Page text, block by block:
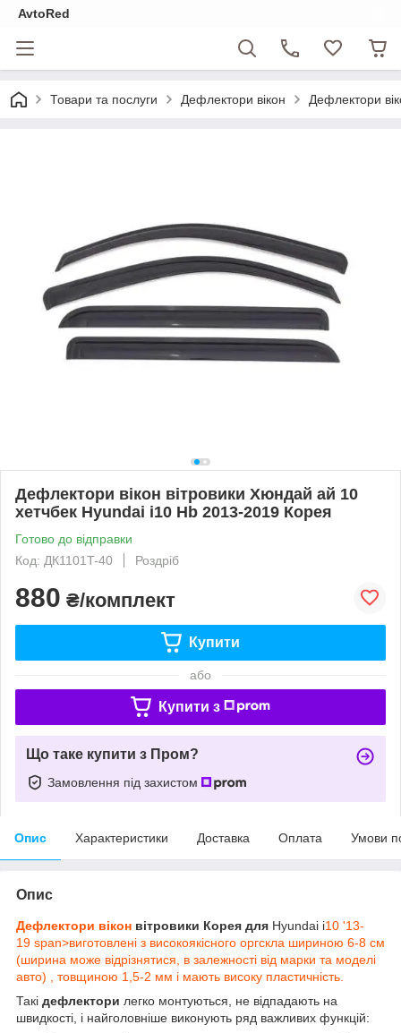
AvtoRed
Товари та послуги Дефлектори вікон Дефлектори
Дефлектори вікон вітровики Хюндай ай 10
хетчбек Hyundai i10 Hb 2013-2019 Корея
Готово до відправки
Код: ДК1101T-40
Роздріб
880 ₴/комплект
Купити
або
Купити з
Що таке купити з Пром?
Замовлення під захистом
Опис Характеристики Доставка Оплата Умови
Опис
Дефлектори вікон вітровики Корея для Hyundai i10 '13-
19 span>виготовлені з високоякісного оргскла шириною 6-8 см
(ширина може відрізнятися, в залежності від марки та моделі
авто) , товщиною 1,5-2 мм і мають високу пластичність.
Такі дефлектори легко монтуються, не відпадають на
швидкості, і найголовніше виконують ряд важливих функцій: